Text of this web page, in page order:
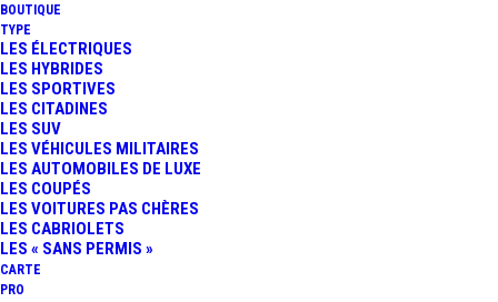
BOUTIQUE
TYPE
LES ÉLECTRIQUES
LES HYBRIDES
LES SPORTIVES
LES CITADINES
LES SUV
LES VÉHICULES MILITAIRES
LES AUTOMOBILES DE LUXE
LES COUPÉS
LES VOITURES PAS CHÈRES
LES CABRIOLETS
LES « SANS PERMIS »
CARTE
PRO